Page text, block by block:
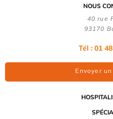
NOUS
40 rue
93170
Tél : 01
Envoyer